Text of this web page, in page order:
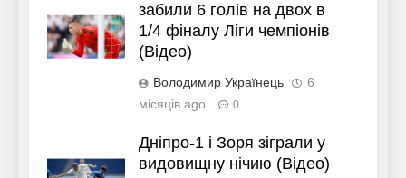
забили 6 голів на двох в
1/4 фіналу Ліги чемпіонів
(Відео)
Володимир Українець
6
місяців ago
0
Дніпро-1 і Зоря зіграли у
видовищну нічию (Відео)